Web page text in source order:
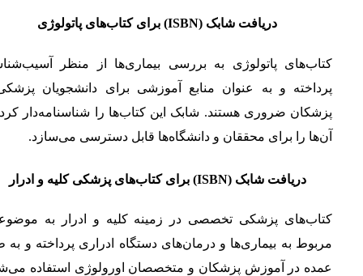
دریافت شابک (ISBN) برای کتاب‌های پاتولوژی
کتاب‌های پاتولوژی به بررسی بیماری‌ها از منظر
پرداخته و به عنوان منابع آموزشی برای دانشجویان
پزشکان ضروری هستند. شابک این کتاب‌ها را شناسنامه‌دار
آن‌ها را برای محققان و دانشگاه‌ها قابل دسترسی می‌سازد.
دریافت شابک (ISBN) برای کتاب‌های پزشکی کلیه و ادرار
کتاب‌های پزشکی تخصصی در زمینه کلیه و ادرار به
مربوط به بیماری‌ها و درمان‌های دستگاه ادراری پرداخته و به
عمده در آموزش پزشکان و متخصصان اورولوژی استفاده